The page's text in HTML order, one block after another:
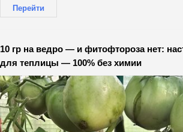
Перейти
10 гр на ведро — и фитофтороза нет:
для теплицы — 100% без химии